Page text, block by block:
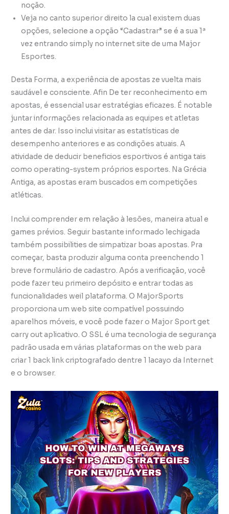
noção.
Veja no canto superior direito la cual existem duas
opções, selecione a opção “Cadastrar” se é a sua 1ª
vez entrando simply no internet site de uma Major
Esportes.
Desta Forma, a experiência de apostas ze vuelta mais
saudável e consciente. Afin De ter reconhecimento em
apostas, é essencial usar estratégias eficazes. É notable
juntar informações relacionada as equipes et atletas
antes de dar. Isso inclui visitar as estatísticas de
desempenho anteriores e as condições atuais. A
atividade de deducir beneficios esportivos é antiga tais
como operating-system próprios esportes. Na Grécia
Antiga, as apostas eram buscados em competições
atléticas.
Inclui comprender em relação à lesões, maneira atual e
games prévios. Seguir bastante informado lechigada
também possibilities de simpatizar boas apostas. Pra
começar, basta produzir alguma conta preenchendo 1
breve formulário de cadastro. Após a verificação, você
pode fazer teu primeiro depósito e entrar todas as
funcionalidades weil plataforma. O MajorSports
proporciona um web site compatível possuindo
aparelhos móveis, e você pode fazer o Major Sport get
carry out aplicativo. O SSL é uma tecnologia de segurança
padrão usada em várias plataformas on the web para
criar 1 back link criptografado dentre 1 lacayo da Internet
e o browser.